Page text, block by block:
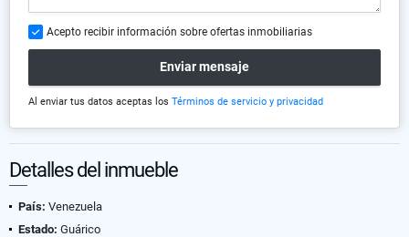
Acepto recibir información sobre ofertas inmobiliarias
Enviar mensaje
Al enviar tus datos aceptas los Términos de servicio y privacidad
Detalles del inmueble
País: Venezuela
Estado: Guárico